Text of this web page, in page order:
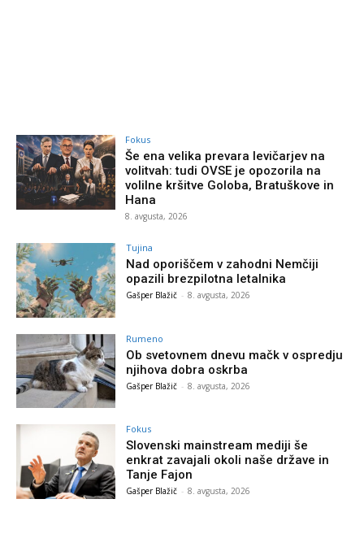
Fokus
Še ena velika prevara levičarjev na
volitvah: tudi OVSE je opozorila na
volilne kršitve Goloba, Bratuškove in
Hana
8. avgusta, 2026
Tujina
Nad oporiščem v zahodni Nemčiji
opazili brezpilotna letalnika
Gašper Blažič - 8. avgusta, 2026
Rumeno
Ob svetovnem dnevu mačk v ospredju
njihova dobra oskrba
Gašper Blažič - 8. avgusta, 2026
Fokus
Slovenski mainstream mediji še
enkrat zavajali okoli naše države in
Tanje Fajon
Gašper Blažič - 8. avgusta, 2026